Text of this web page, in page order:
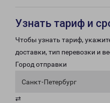
Узнать тариф и
Чтобы узнать тариф,
доставки, тип перевозки и
Город отправки
Санкт-Петербург
⇄